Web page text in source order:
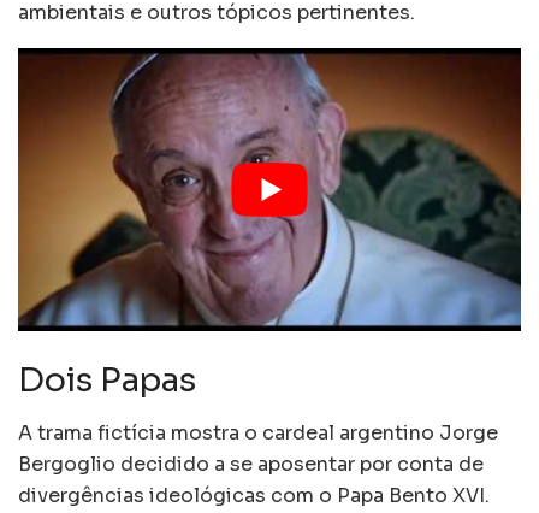
ambientais e outros tópicos pertinentes.
Dois Papas
A trama fictícia mostra o cardeal argentino Jorge
Bergoglio decidido a se aposentar por conta de
divergências ideológicas com o Papa Bento XVI.